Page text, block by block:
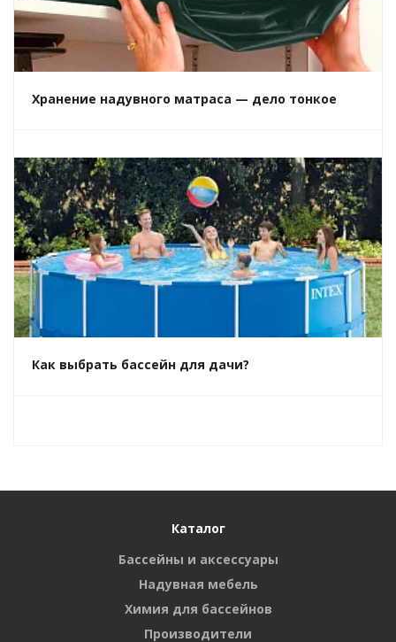
Хранение надувного матраса — дело тонкое
Как выбрать бассейн для дачи?
Каталог
Бассейны и аксессуары
Надувная мебель
Химия для бассейнов
Производители